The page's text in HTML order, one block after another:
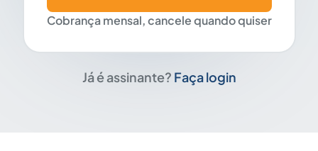
Cobrança mensal, cancele quando quiser
Já é assinante? Faça login